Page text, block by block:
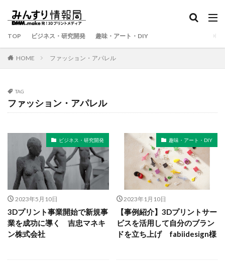
TOP ビジネス・研究開発 趣味・アート・DIY
HOME ファッション・アパレル
TAG
ファッション・アパレル
ビジネス・研究開発
2023年5月10日
3Dプリント事業開始で新規事
業を成功に導く 吉忠マネキ
ン株式会社
趣味・アート・DIY
2023年1月10日
【事例紹介】3Dプリントサー
ビスを活用して自分のブラン
ドを立ち上げ fabiidesign様